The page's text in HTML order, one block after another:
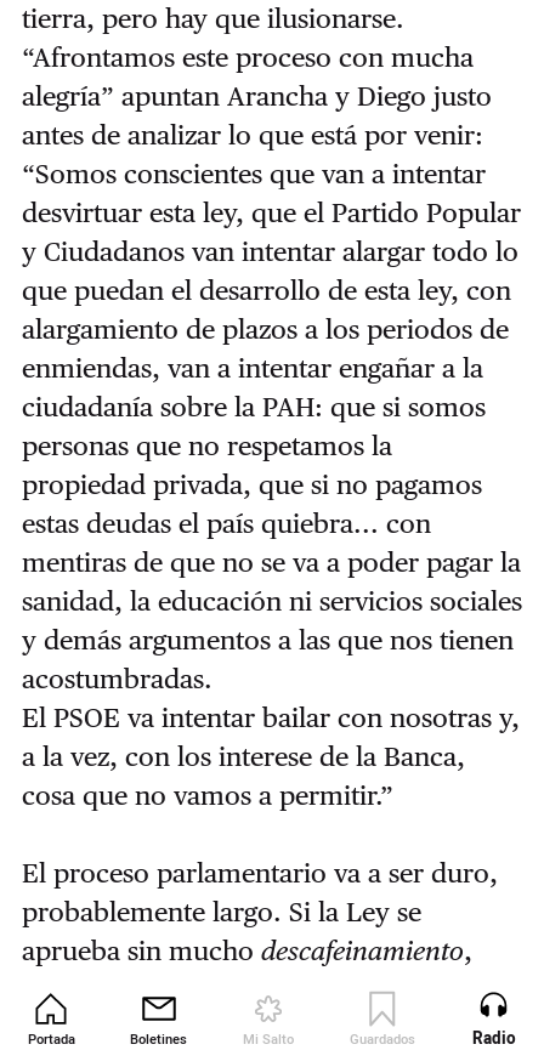
Portada Boletines Mi Salto Guardados Revista
tierra, pero hay que ilusionarse.
“Afrontamos este proceso con mucha
alegría” apuntan Arancha y Diego justo
antes de analizar lo que está por venir:
“Somos conscientes que van a intentar
desvirtuar esta ley, que el Partido Popular
y Ciudadanos van intentar alargar todo lo
que puedan el desarrollo de esta ley, con
alargamiento de plazos a los periodos de
enmiendas, van a intentar engañar a la
ciudadanía sobre la PAH: que si somos
personas que no respetamos la
propiedad privada, que si no pagamos
estas deudas el país quiebra... con
mentiras de que no se va a poder pagar la
sanidad, la educación ni servicios sociales
y demás argumentos a las que nos tienen
acostumbradas.
El PSOE va intentar bailar con nosotras y,
a la vez, con los interese de la Banca,
cosa que no vamos a permitir.”
El proceso parlamentario va a ser duro,
probablemente largo. Si la Ley se
aprueba sin mucho descafeinamiento,
habrá que pelear para que la doten de un
presupuesto acorde. Van a ser necesarios
Radio